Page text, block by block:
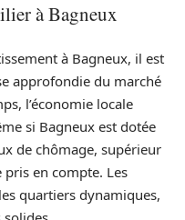
à Bagneux
à Bagneux, il est
approfondie du marché
l’économie locale
si Bagneux est dotée
de chômage, supérieur
en compte. Les
quartiers dynamiques,